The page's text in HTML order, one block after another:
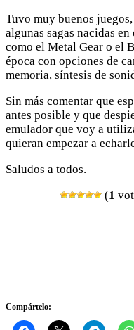
Tuvo muy buenos
algunas sagas nacidas
como el Metal Gear o el
época con opciones de
memoria, síntesis de
Sin más comentar que
antes posible y que
emulador que voy a
quieran empezar a
Saludos a todos.
(1
Compártelo: